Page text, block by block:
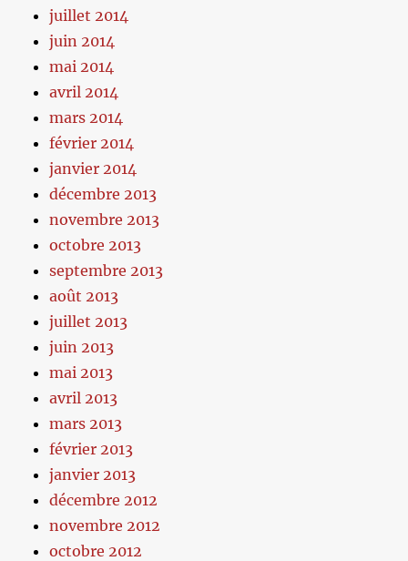
juillet 2014
juin 2014
mai 2014
avril 2014
mars 2014
février 2014
janvier 2014
décembre 2013
novembre 2013
octobre 2013
septembre 2013
août 2013
juillet 2013
juin 2013
mai 2013
avril 2013
mars 2013
février 2013
janvier 2013
décembre 2012
novembre 2012
octobre 2012